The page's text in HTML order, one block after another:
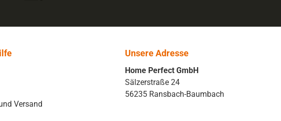
Versand
Unsere Adresse
Home Perfect GmbH
Sälzerstraße 24
56235 Ransbach-Baumbach